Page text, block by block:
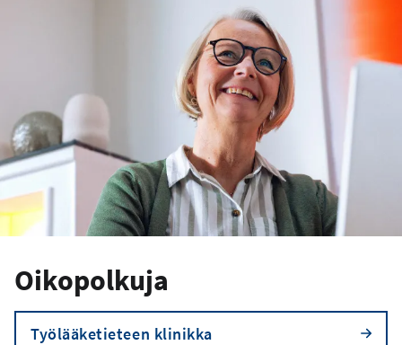
Oikopolkuja
Työlääketieteen klinikka